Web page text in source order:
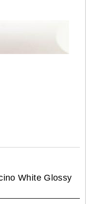
White Glossy